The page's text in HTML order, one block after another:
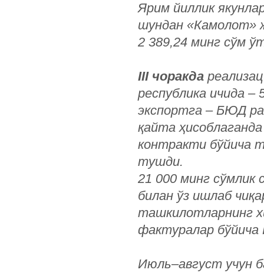
Ярим йиллик
шундан «Камолот»
2 389,24 минг сўм
III чоракда
республика ичида –
экспортга – БЮД
қайта
контракти бўйича
тушди.
21 000 минг сўмлик
билан ўз ишлаб
ташкилотларнинг
фактуралар
Июль–август учун